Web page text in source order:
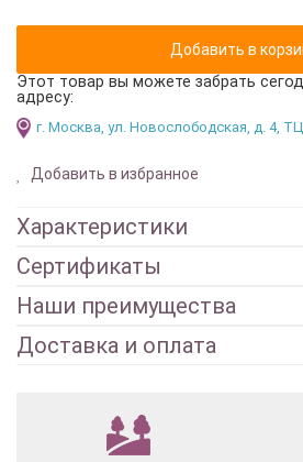
Этот товар вы можете забрать
адресу:
г. Москва, ул. Новослободская, д. 4,
Добавить в избранное
Характеристики
Сертификаты
Наши преимущества
Доставка и оплата